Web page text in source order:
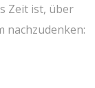
Zeit ist, über
nachzudenken: